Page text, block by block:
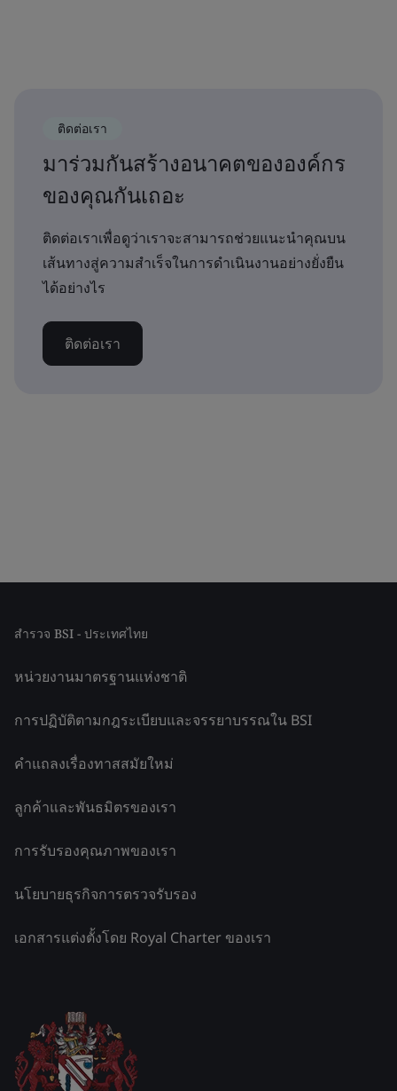
ติดต่อเรา
มาร่วมกันสร้างอนาคตขององค์กร
ของคุณกันเถอะ
ติดต่อเราเพื่อดูว่าเราจะสามารถช่วยแนะนำคุณบน
เส้นทางสู่ความสำเร็จในการดำเนินงานอย่างยั่งยืน
ได้อย่างไร
ติดต่อเรา
สำรวจ BSI - ประเทศไทย
หน่วยงานมาตรฐานแห่งชาติ
การปฏิบัติตามกฎระเบียบและจรรยาบรรณใน BSI
คำแถลงเรื่องทาสสมัยใหม่
ลูกค้าและพันธมิตรของเรา
การรับรองคุณภาพของเรา
นโยบายธุรกิจการตรวจรับรอง
เอกสารแต่งตั้งโดย Royal Charter ของเรา